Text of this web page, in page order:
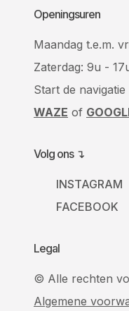
Openingsuren
Maandag t.e.m.
Zaterdag: 9u -
Start de navigatie
WAZE of
Volg ons ↴
INSTAGRAM
FACEBOOK
Legal
© Alle rechten
Algemene